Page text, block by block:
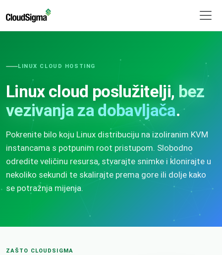
LINUX CLOUD HOSTING
Linux cloud poslužitelji, bez
vezivanja za dobavljača.
Pokrenite bilo koju Linux distribuciju na izoliranim KVM
instancama s potpunim root pristupom. Slobodno
odredite veličinu resursa, stvarajte snimke i klonirajte u
nekoliko sekundi te skalirajte prema gore ili dolje kako
se potražnja mijenja.
ZAŠTO CLOUDSIGMA